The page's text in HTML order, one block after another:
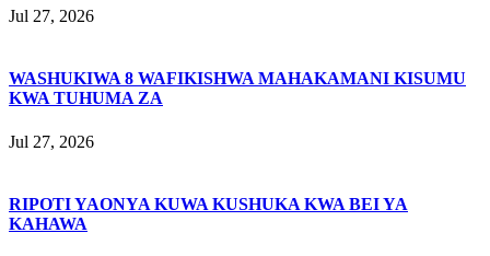
Jul 27, 2026
WASHUKIWA 8 WAFIKISHWA MAHAKAMANI KISUMU
KWA TUHUMA ZA
Jul 27, 2026
RIPOTI YAONYA KUWA KUSHUKA KWA BEI YA
KAHAWA